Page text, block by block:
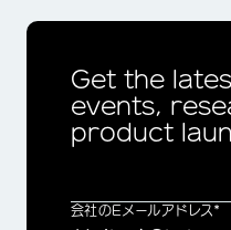
Get the
events,
product
会社のEメールアドレス*